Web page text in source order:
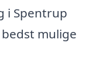
i Spentrup
mulige